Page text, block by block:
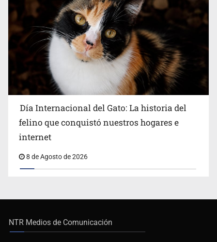
Día Internacional del Gato: La historia del
felino que conquistó nuestros hogares e
internet
8 de Agosto de 2026
NTR Medios de Comunicación